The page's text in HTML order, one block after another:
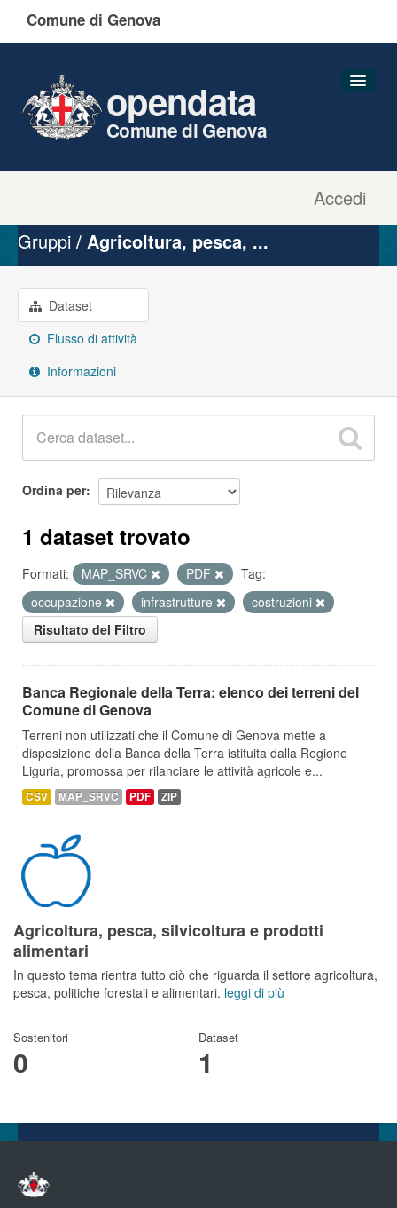
Comune di Genova
Accedi
opendata
Comune di Genova
Organizzazioni
Gruppi
Informazioni
Gruppi Agricoltura, pesca, ...
Dataset
Flusso di attività
Informazioni
Ordina per
1 dataset trovato
Formati: MAP_SRVC PDF
Tag:
occupazione
infrastrutture
costruzioni
Risultato del Filtro
Banca Regionale della Terra: elenco dei terreni del
Comune di Genova
Terreni non utilizzati che il Comune di Genova mette a
disposizione della Banca della Terra istituita dalla Regione
Liguria, promossa per rilanciare le attività agricole e...
CSV MAP_SRVC PDF ZIP
Agricoltura, pesca, silvicoltura e prodotti
alimentari
In questo tema rientra tutto ciò che riguarda il settore agricoltura,
pesca, politiche forestali e alimentari. leggi di più
Sostenitori
0
Dataset
1